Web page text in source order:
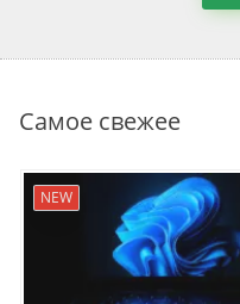
Самое свежее
NEW